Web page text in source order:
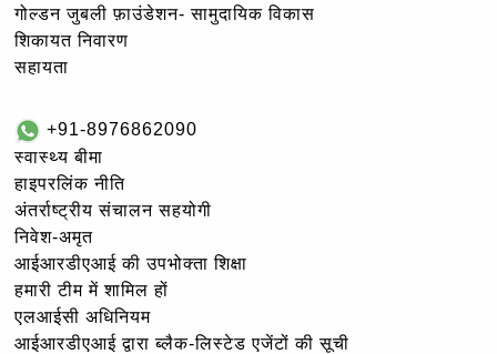
गोल्‍डन जुबली फ़ाउंडेशन- सामुदायिक विकास
शिकायत निवारण
सहायता
+91-8976862090
स्वास्थ्य बीमा
हाइपरलिंक नीति
अंतर्राष्ट्रीय संचालन सहयोगी
निवेश-अमृत
आईआरडीएआई की उपभोक्ता शिक्षा
हमारी टीम में शामिल हों
एलआईसी अधिनियम
आईआरडीएआई द्वारा ब्लैक-लिस्टेड एजेंटों की सूची